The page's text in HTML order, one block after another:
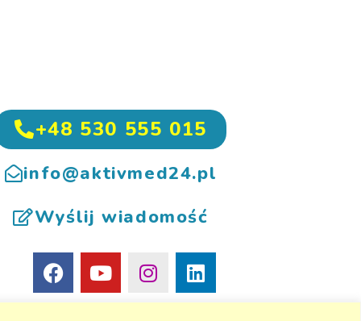
+48 530 555 015
info@aktivmed24.pl
Wyślij wiadomość